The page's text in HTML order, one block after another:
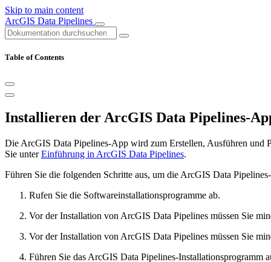
Skip to main content
ArcGIS Data Pipelines
Table of Contents
Installieren der ArcGIS Data Pipelines-
Die ArcGIS Data Pipelines-App wird zum Erstellen, Ausführen und
Sie unterEinführung in ArcGIS Data Pipelines.
Führen Sie die folgenden Schritte aus, um die ArcGIS Data
Rufen Sie die Softwareinstallationsprogramme ab.
Vor der Installation von ArcGIS Data Pipelines müssen Sie
Vor der Installation von ArcGIS Data Pipelines müssen Sie
Führen Sie das ArcGIS Data Pipelines-